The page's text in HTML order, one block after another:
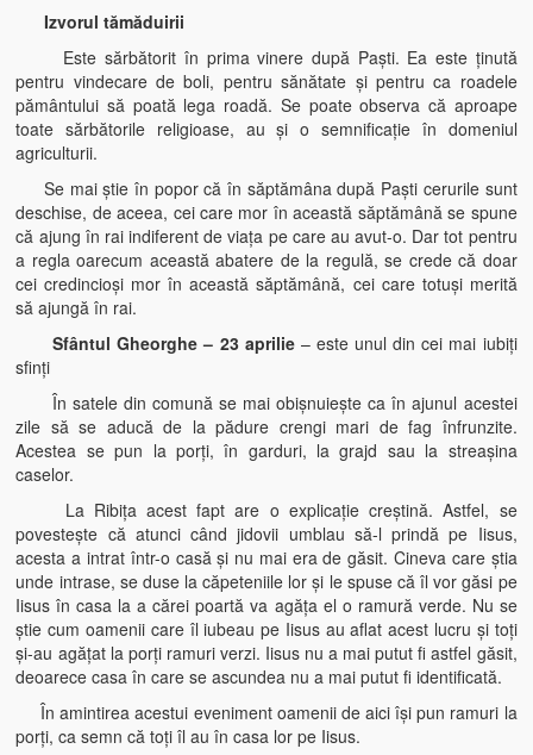
Izvorul tămăduirii
Este sărbătorit în prima vinere după Paşti. Ea este ţinută
pentru vindecare de boli, pentru sănătate şi pentru ca roadele
pământului să poată lega roadă. Se poate observa că aproape
toate sărbătorile religioase, au şi o semnificaţie în domeniul
agriculturii.
Se mai ştie în popor că în săptămâna după Paşti cerurile sunt
deschise, de aceea, cei care mor în această săptămână se spune
că ajung în rai indiferent de viaţa pe care au avut-o. Dar tot pentru
a regla oarecum această abatere de la regulă, se crede că doar
cei credincioşi mor în această săptămână, cei care totuşi merită
să ajungă în rai.
Sfântul Gheorghe – 23 aprilie– este unul din cei mai iubiţi
sfinţi
În satele din comună se mai obişnuieşte ca în ajunul acestei
zile să se aducă de la pădure crengi mari de fag înfrunzite.
Acestea se pun la porţi, în garduri, la grajd sau la streaşina
caselor.
La Ribiţa acest fapt are o explicaţie creştină. Astfel, se
povesteşte că atunci când jidovii umblau să-l prindă pe Iisus,
acesta a intrat într-o casă şi nu mai era de găsit. Cineva care ştia
unde intrase, se duse la căpeteniile lor şi le spuse că îl vor găsi pe
Iisus în casa la a cărei poartă va agăţa el o ramură verde. Nu se
ştie cum oamenii care îl iubeau pe Iisus au aflat acest lucru şi toţi
şi-au agăţat la porţi ramuri verzi. Iisus nu a mai putut fi astfel găsit,
deoarece casa în care se ascundea nu a mai putut fi identificată.
În amintirea acestui eveniment oamenii de aici îşi pun ramuri la
porţi, ca semn că toţi îl au în casa lor pe Iisus.